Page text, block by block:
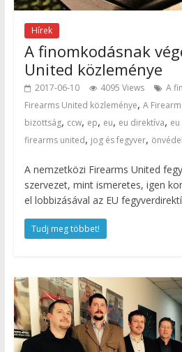
Hírek
A finomkodásnak
United közleménye
2017-06-10 4095 Views
A
Firearms United közleménye, A
bizottság, ccw, ep, eu, eu direktíva,
firearms united, jog és fegyver,
A nemzetközi Firearms United
szervezet, mint ismeretes, igen
el lobbizásával az EU
Tudj meg többet!